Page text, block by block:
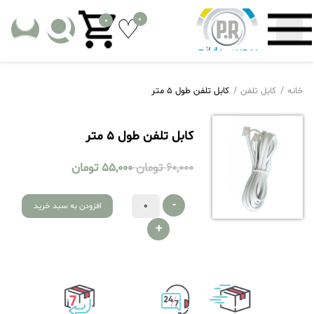
0
0
خانه کابل تلفن کابل تلفن طول 5 متر
کابل تلفن طول 5 متر
60,000 تومان 55,000 تومان
-
+
افزودن به سبد خرید